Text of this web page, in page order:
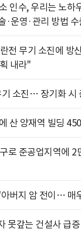
인수, 우리는 노
·운영·관리 방법 수
전 무기 소진에
내라"
소진… 장기화 시
산 양재역 빌딩
로 준공업지역에 2
버지 암 전이… 매
못갚는 건설사 급